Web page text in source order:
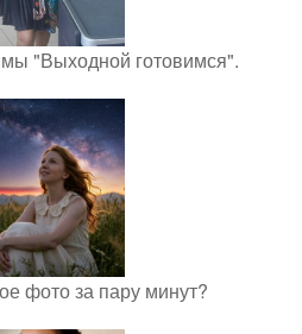
"Выходной готовимся".
фото за пару минут?